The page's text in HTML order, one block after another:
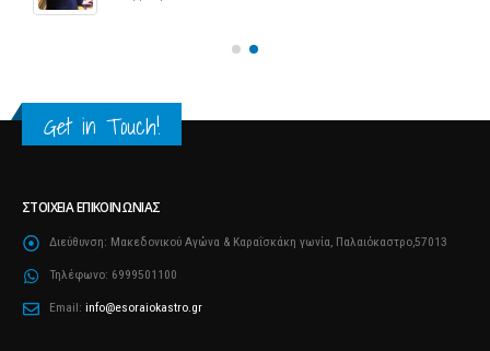
Get in Touch!
ΣΤΟΙΧΕΊΑ ΕΠΙΚΟΙΝΩΝΊΑΣ
Διεύθυνση: Μακεδονικού Αγώνα & Καραΐσκάκη γωνία, Παλαιόκαστρο,57013
Τηλέφωνο: 6999501100
Email: info@esoraiokastro.gr